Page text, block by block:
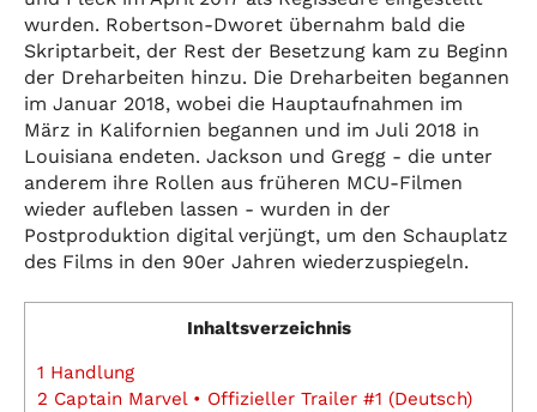
wurden. Robertson-Dworet übernahm bald die
Skriptarbeit, der Rest der Besetzung kam zu Beginn
der Dreharbeiten hinzu. Die Dreharbeiten begannen
im Januar 2018, wobei die Hauptaufnahmen im
März in Kalifornien begannen und im Juli 2018 in
Louisiana endeten. Jackson und Gregg - die unter
anderem ihre Rollen aus früheren MCU-Filmen
wieder aufleben lassen - wurden in der
Postproduktion digital verjüngt, um den Schauplatz
des Films in den 90er Jahren wiederzuspiegeln.
Inhaltsverzeichnis
1 Handlung
2 Captain Marvel • Offizieller Trailer #1 (Deutsch)